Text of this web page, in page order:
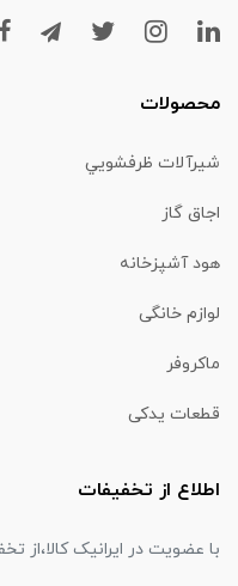
محصولات
شیرآلات ظرفشويي
اجاق گاز
هود آشپزخانه
لوازم خانگی
ماكروفر
قطعات یدکی
اطلاع از تخفیفات
با عضویت در ایرانیک کالا،از